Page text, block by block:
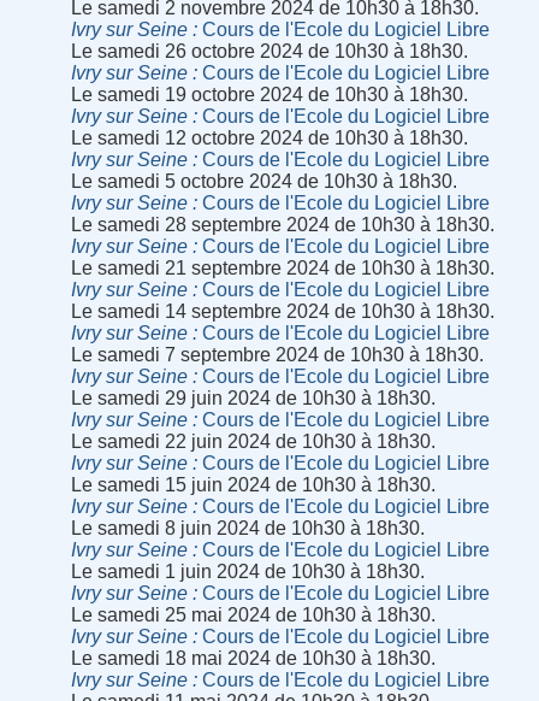
Le samedi 2 novembre 2024 de 10h30 à 18h30.
Ivry sur Seine
Cours de l'Ecole du Logiciel Libre
Le samedi 26 octobre 2024 de 10h30 à 18h30.
Ivry sur Seine
Cours de l'Ecole du Logiciel Libre
Le samedi 19 octobre 2024 de 10h30 à 18h30.
Ivry sur Seine
Cours de l'Ecole du Logiciel Libre
Le samedi 12 octobre 2024 de 10h30 à 18h30.
Ivry sur Seine
Cours de l'Ecole du Logiciel Libre
Le samedi 5 octobre 2024 de 10h30 à 18h30.
Ivry sur Seine
Cours de l'Ecole du Logiciel Libre
Le samedi 28 septembre 2024 de 10h30 à 18h30.
Ivry sur Seine
Cours de l'Ecole du Logiciel Libre
Le samedi 21 septembre 2024 de 10h30 à 18h30.
Ivry sur Seine
Cours de l'Ecole du Logiciel Libre
Le samedi 14 septembre 2024 de 10h30 à 18h30.
Ivry sur Seine
Cours de l'Ecole du Logiciel Libre
Le samedi 7 septembre 2024 de 10h30 à 18h30.
Ivry sur Seine
Cours de l'Ecole du Logiciel Libre
Le samedi 29 juin 2024 de 10h30 à 18h30.
Ivry sur Seine
Cours de l'Ecole du Logiciel Libre
Le samedi 22 juin 2024 de 10h30 à 18h30.
Ivry sur Seine
Cours de l'Ecole du Logiciel Libre
Le samedi 15 juin 2024 de 10h30 à 18h30.
Ivry sur Seine
Cours de l'Ecole du Logiciel Libre
Le samedi 8 juin 2024 de 10h30 à 18h30.
Ivry sur Seine
Cours de l'Ecole du Logiciel Libre
Le samedi 1 juin 2024 de 10h30 à 18h30.
Ivry sur Seine
Cours de l'Ecole du Logiciel Libre
Le samedi 25 mai 2024 de 10h30 à 18h30.
Ivry sur Seine
Cours de l'Ecole du Logiciel Libre
Le samedi 18 mai 2024 de 10h30 à 18h30.
Ivry sur Seine
Cours de l'Ecole du Logiciel Libre